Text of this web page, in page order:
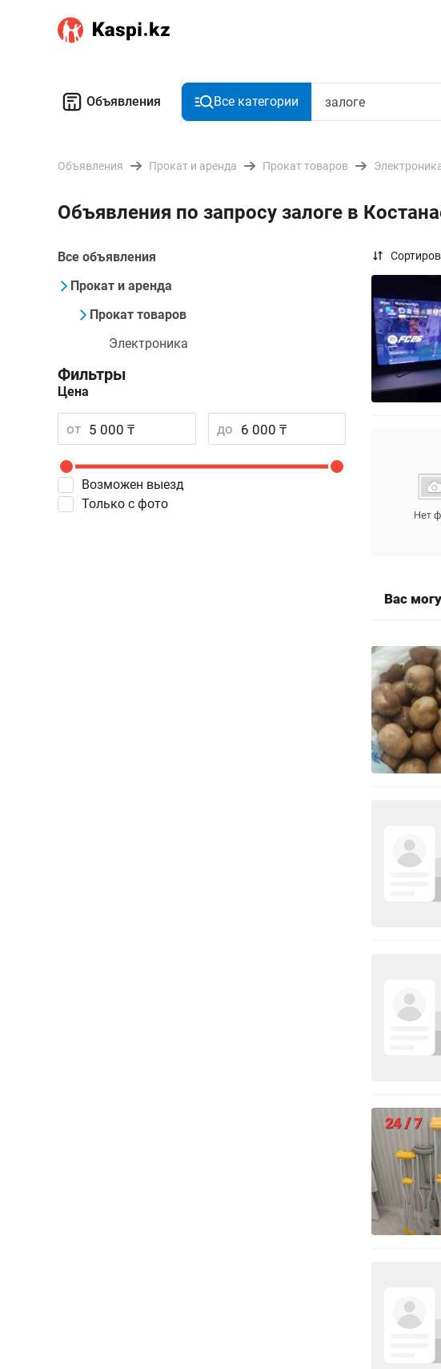
Объявления Все категории
Объявления Прокат и аренда Прокат товаров
Объявления по запросу залоге в
Все объявления
Прокат и аренда
Прокат товаров
Электроника
Фильтры
Цена
от до
Возможен выезд
Только с фото
Вас